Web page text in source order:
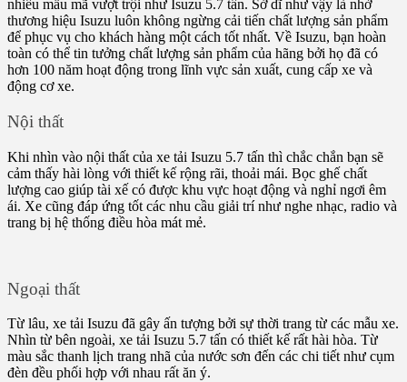
nhiều mẫu mã vượt trội như Isuzu 5.7 tấn. Sở dĩ như vậy là nhờ
thương hiệu Isuzu luôn không ngừng cải tiến chất lượng sản phẩm
để phục vụ cho khách hàng một cách tốt nhất. Về Isuzu, bạn hoàn
toàn có thể tin tưởng chất lượng sản phẩm của hãng bởi họ đã có
hơn 100 năm hoạt động trong lĩnh vực sản xuất, cung cấp xe và
động cơ xe.
Nội thất
Khi nhìn vào nội thất của xe tải Isuzu 5.7 tấn thì chắc chắn bạn sẽ
cảm thấy hài lòng với thiết kế rộng rãi, thoải mái. Bọc ghế chất
lượng cao giúp tài xế có được khu vực hoạt động và nghỉ ngơi êm
ái. Xe cũng đáp ứng tốt các nhu cầu giải trí như nghe nhạc, radio và
trang bị hệ thống điều hòa mát mẻ.
Ngoại thất
Từ lâu, xe tải Isuzu đã gây ấn tượng bởi sự thời trang từ các mẫu xe.
Nhìn từ bên ngoài, xe tải Isuzu 5.7 tấn có thiết kế rất hài hòa. Từ
màu sắc thanh lịch trang nhã của nước sơn đến các chi tiết như cụm
đèn đều phối hợp với nhau rất ăn ý.